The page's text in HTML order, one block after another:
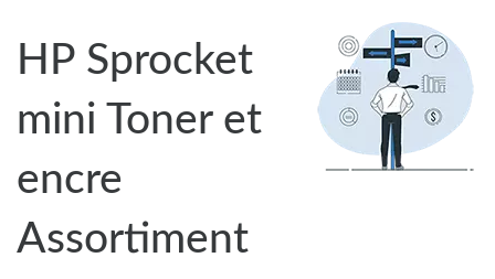
HP Sprocket
mini Toner et
encre
Assortiment